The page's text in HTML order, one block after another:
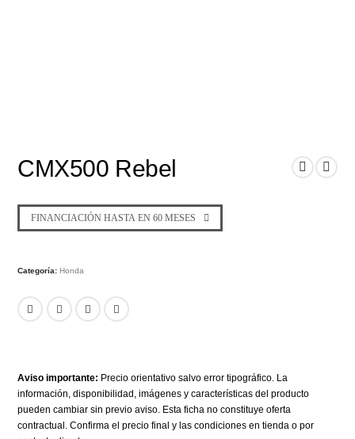
CMX500 Rebel
FINANCIACIÓN HASTA EN 60 MESES
Categoría:Honda
Aviso importante: Precio orientativo salvo error tipográfico. La
información, disponibilidad, imágenes y características del producto
pueden cambiar sin previo aviso. Esta ficha no constituye oferta
contractual. Confirma el precio final y las condiciones en tienda o por